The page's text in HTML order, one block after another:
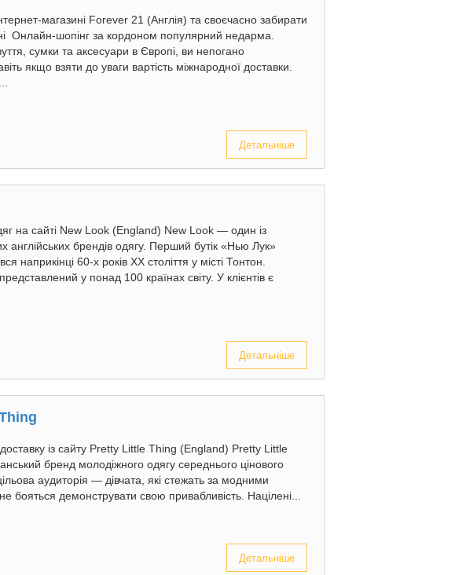
магазині Forever 21 (Англія) та своєчасно забирати
Онлайн-шопінг за кордоном популярний недарма.
сумки та аксесуари в Європі, ви непогано
якщо взяти до уваги вартість міжнародної доставки.
Детальніше
на сайті New Look (England) New Look — один із
англійських брендів одягу. Перший бутік «Нью Лук»
наприкінці 60-х років XX століття у місті Тонтон.
у понад 100 країнах світу. У клієнтів є
Детальніше
доставку із сайту Pretty Little Thing (England) Pretty Little
бренд молодіжного одягу середнього цінового
аудиторія — дівчата, які стежать за модними
бояться демонструвати свою привабливість. Націлені...
Детальніше